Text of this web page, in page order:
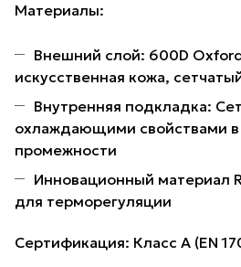
Материалы:
Внешний слой: 600D
искусственная кожа,
Внутренняя подкладка:
охлаждающими свойствами в
промежности
Инновационный материал
для терморегуляции
Сертификация: Класс A (EN